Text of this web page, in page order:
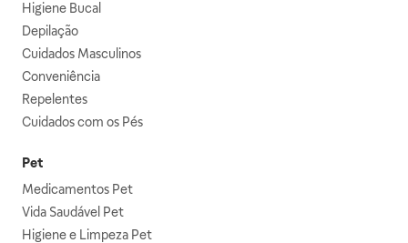
Higiene Bucal
Depilação
Cuidados Masculinos
Conveniência
Repelentes
Cuidados com os Pés
Pet
Medicamentos Pet
Vida Saudável Pet
Higiene e Limpeza Pet